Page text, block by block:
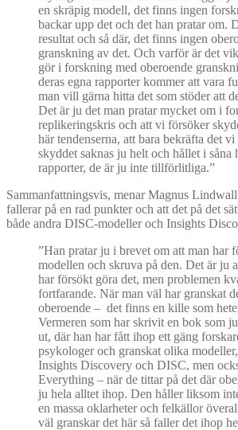
en skräpig modell, det finns ingen
backar upp det och det han pratar om.
resultat och så där, det finns ingen
granskning av det. Och varför är det
gör i forskning med oberoende
deras egna rapporter kommer att vara
man vill gärna hitta det som stöder att
Det är ju det man pratar mycket om i
replikeringskris och att vi försöker
här tendenserna, att bara bekräfta det
skyddet saknas ju helt och hållet i såna
rapporter, de är ju inte tillförlitliga.”
Sammanfattningsvis, menar Magnus
fallerar på en rad punkter och att det på det
både andra DISC-modeller och Insights
”Han pratar ju i brevet om att man har
modellen och skruva på den. Det är ju
har försökt göra det, men problemen
fortfarande. När man väl har granskat
oberoende – det finns en kille som
Vermeren som har skrivit en bok som
ut, där han har fått ihop ett gäng
psykologer och granskat olika
Insights Discovery och DISC, men
Everything – när de tittar på det där
ju hela alltet ihop. Den håller liksom
en massa oklarheter och felkällor
väl granskar det här så faller det ihop